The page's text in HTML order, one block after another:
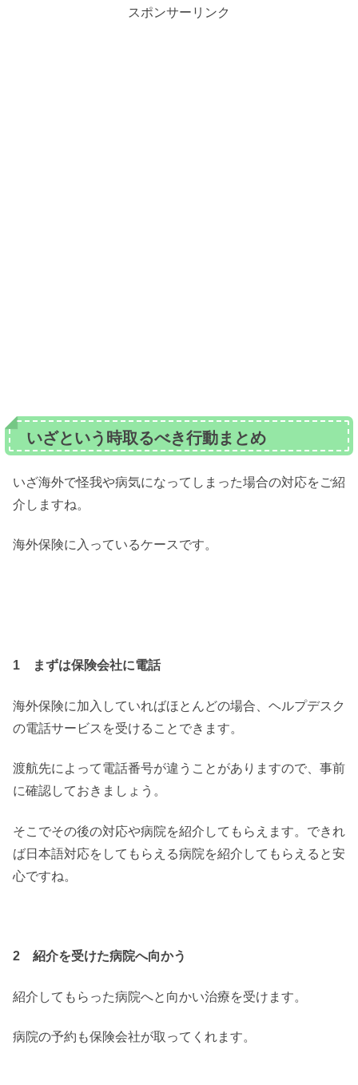
スポンサーリンク
いざという時取るべき行動まとめ
いざ海外で怪我や病気になってしまった場合の対応をご紹
介しますね。
海外保険に入っているケースです。
1 まずは保険会社に電話
海外保険に加入していればほとんどの場合、ヘルプデスク
の電話サービスを受けることできます。
渡航先によって電話番号が違うことがありますので、事前
に確認しておきましょう。
そこでその後の対応や病院を紹介してもらえます。できれ
ば日本語対応をしてもらえる病院を紹介してもらえると安
心ですね。
2 紹介を受けた病院へ向かう
紹介してもらった病院へと向かい治療を受けます。
病院の予約も保険会社が取ってくれます。